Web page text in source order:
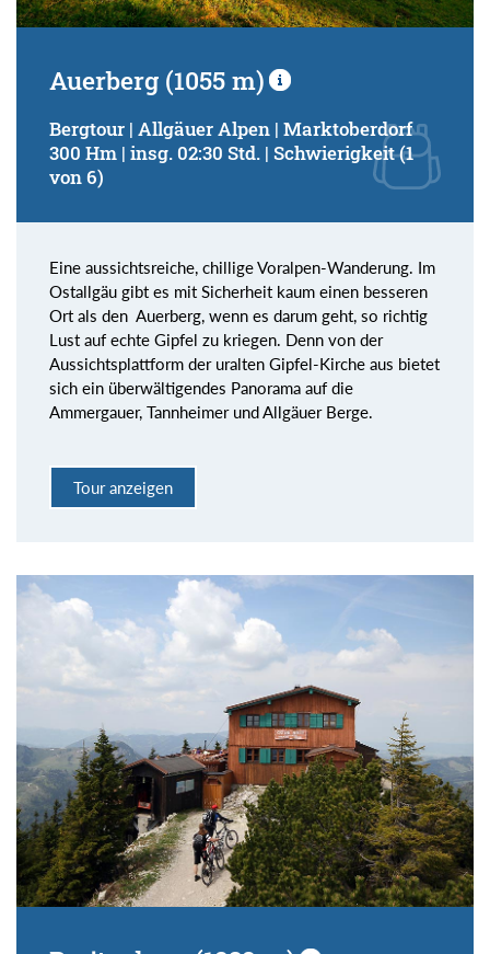
Auerberg (1055 m)
Bergtour | Allgäuer Alpen | Marktoberdorf
300 Hm | insg. 02:30 Std. | Schwierigkeit (1
von 6)
Eine aussichtsreiche, chillige Voralpen-Wanderung. Im
Ostallgäu gibt es mit Sicherheit kaum einen besseren
Ort als den Auerberg, wenn es darum geht, so richtig
Lust auf echte Gipfel zu kriegen. Denn von der
Aussichtsplattform der uralten Gipfel-Kirche aus bietet
sich ein überwältigendes Panorama auf die
Ammergauer, Tannheimer und Allgäuer Berge.
Tour anzeigen